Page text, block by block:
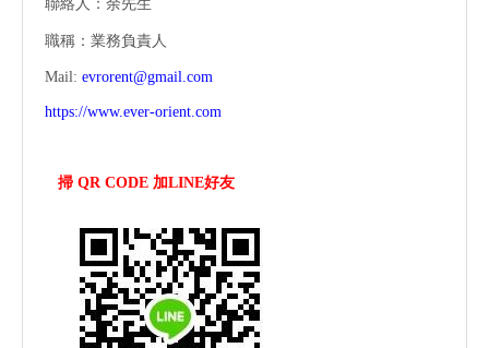
聯絡人：余先生
職稱：業務負責人
Mail: evrorent@gmail.com
https://www.ever-orient.com
掃 QR CODE 加LINE好友